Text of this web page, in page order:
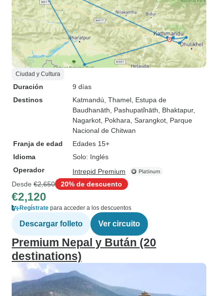
Ciudad y Cultura
Duración
9 días
Destinos
Katmandú , Thamel , Estupa de
Baudhanāth , Pashupati̇̄nāth , Bhaktapur,
Nagarkot , Pokhara , Sarangkot , Parque
Nacional de Chitwan
Franja de edad
Edades 15+
Idioma
Solo: Inglés
Operador
Intrepid Premium
Desde €2,650 20% de descuento
€2,120
Regístrate para acceder a los descuentos
Descargar folleto Ver circuito
Premium Nepal y Bután (20
destinations)